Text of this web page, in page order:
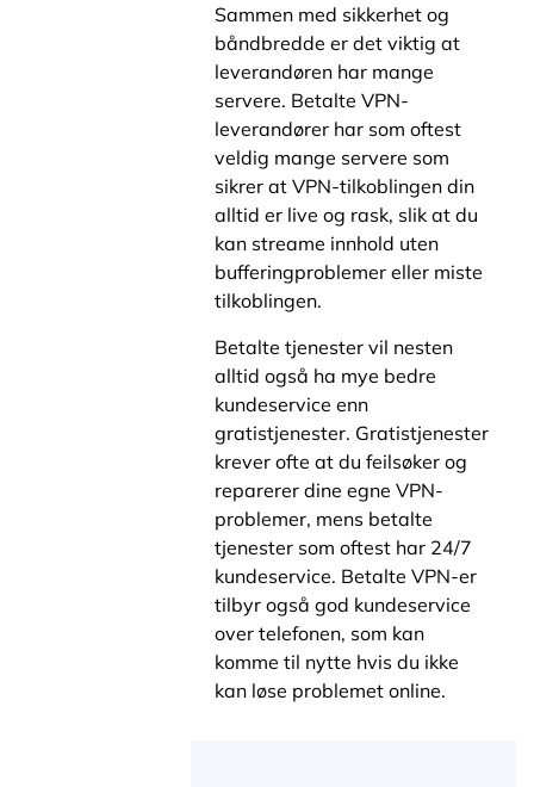
Sammen med sikkerhet og
båndbredde er det viktig at
leverandøren har mange
servere. Betalte VPN-
leverandører har som oftest
veldig mange servere som
sikrer at VPN-tilkoblingen din
alltid er live og rask, slik at du
kan streame innhold uten
bufferingproblemer eller miste
tilkoblingen.
Betalte tjenester vil nesten
alltid også ha mye bedre
kundeservice enn
gratistjenester. Gratistjenester
krever ofte at du feilsøker og
reparerer dine egne VPN-
problemer, mens betalte
tjenester som oftest har 24/7
kundeservice. Betalte VPN-er
tilbyr også god kundeservice
over telefonen, som kan
komme til nytte hvis du ikke
kan løse problemet online.